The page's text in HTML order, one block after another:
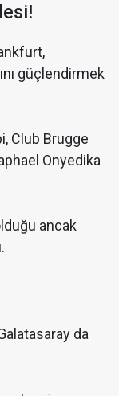
güçlendirmek
Club Brugge
Onyedika
ancak
da